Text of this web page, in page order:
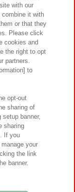
イトポリシー
ィ方針と検証結果
問・お問い合わせ
with our
combine it with
or that they
Please click
cookies and
the right to opt
partners.
to
opt-out
sharing of
banner,
sharing
If you
your
the link
banner.